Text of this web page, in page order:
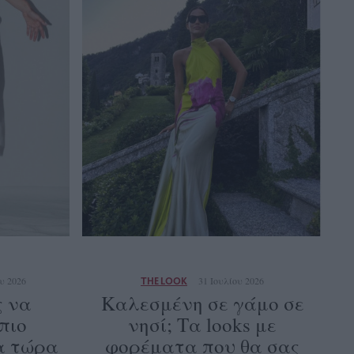
2026
να
τώρα
THE LOOK 31 Ιουλίου 2026
Καλεσμένη σε γάμο σε
νησί; Τα looks με
φορέματα που θα σας